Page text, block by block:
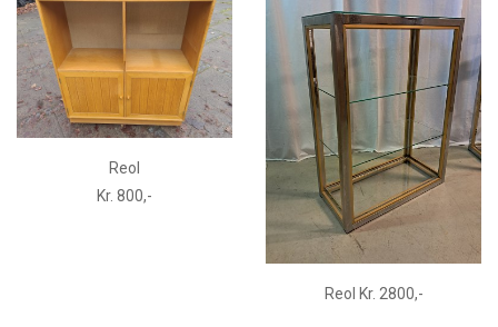
Reol
Kr. 800,-
Reol Kr. 2800,-